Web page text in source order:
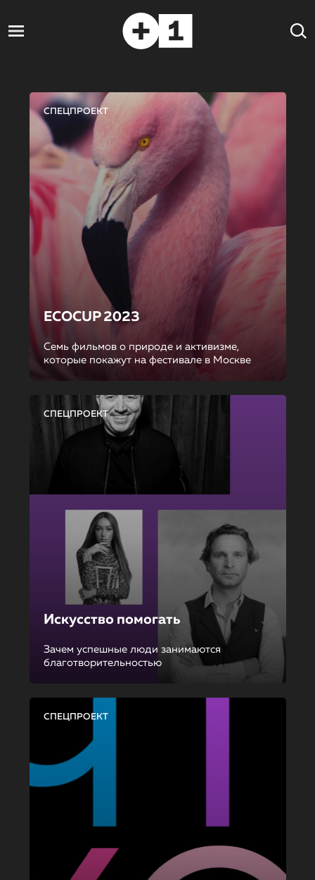
СПЕЦПРОЕКТ
ECOCUP 2023
Семь фильмов о природе и активизме,
которые покажут на фестивале в Москве
СПЕЦПРОЕКТ
Искусство помогать
Зачем успешные люди занимаются
благотворительностью
СПЕЦПРОЕКТ